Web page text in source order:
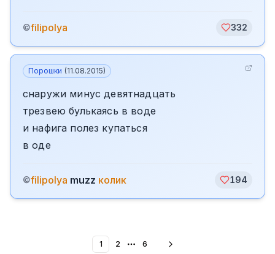
©filipolya 332
Порошки (11.08.2015)
снаружи минус девятнадцать
трезвею булькаясь в воде
и нафига полез купаться
в оде
©filipolya muzz колик 194
1 2 More pages
6